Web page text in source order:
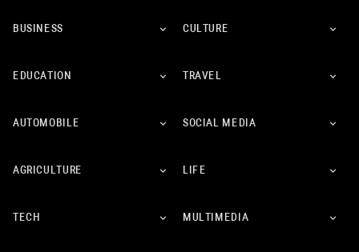
BUSINESS CULTURE
EDUCATION TRAVEL
AUTOMOBILE SOCIAL MEDIA
AGRICULTURE LIFE
TECH MULTIMEDIA